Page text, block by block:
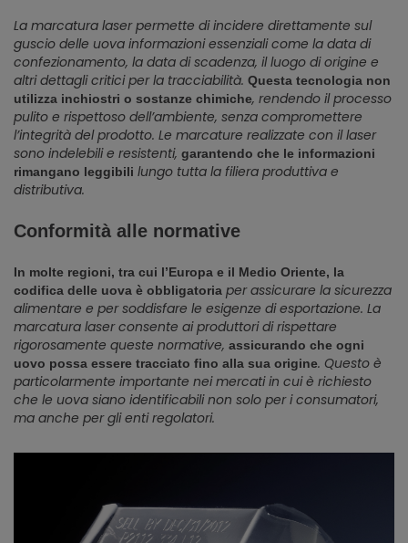
La marcatura laser permette di incidere direttamente sul
guscio delle uova informazioni essenziali come la data di
confezionamento, la data di scadenza, il luogo di origine e
altri dettagli critici per la tracciabilità. Questa tecnologia non
utilizza inchiostri o sostanze chimiche, rendendo il processo
pulito e rispettoso dell’ambiente, senza compromettere
l’integrità del prodotto. Le marcature realizzate con il laser
sono indelebili e resistenti, garantendo che le informazioni
rimangano leggibili lungo tutta la filiera produttiva e
distributiva.
Conformità alle normative
In molte regioni, tra cui l’Europa e il Medio Oriente, la
codifica delle uova è obbligatoria per assicurare la sicurezza
alimentare e per soddisfare le esigenze di esportazione. La
marcatura laser consente ai produttori di rispettare
rigorosamente queste normative, assicurando che ogni
uovo possa essere tracciato fino alla sua origine. Questo è
particolarmente importante nei mercati in cui è richiesto
che le uova siano identificabili non solo per i consumatori,
ma anche per gli enti regolatori.